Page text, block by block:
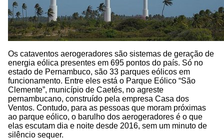
Os cataventos aerogeradores são sistemas de geração de
energia eólica presentes em 695 pontos do país. Só no
estado de Pernambuco, são 33 parques eólicos em
funcionamento. Entre eles está o Parque Eólico “São
Clemente”, município de Caetés, no agreste
pernambucano, construído pela empresa Casa dos
Ventos. Contudo, para as pessoas que moram próximas
ao parque eólico, o barulho dos aerogeradores é o que
elas escutam dia e noite desde 2016, sem um minuto de
silêncio sequer.